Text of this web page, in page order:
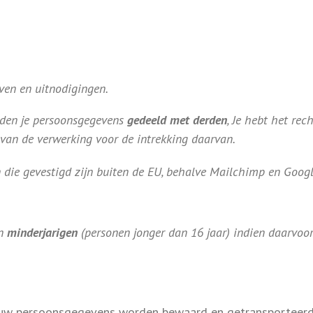
en uitnodigingen.
je persoonsgegevens gedeeld met derden, Je hebt het
de verwerking voor de intrekking daarvan.
gevestigd zijn buiten de EU, behalve Mailchimp en
minderjarigen (personen jonger dan 16 jaar) indien